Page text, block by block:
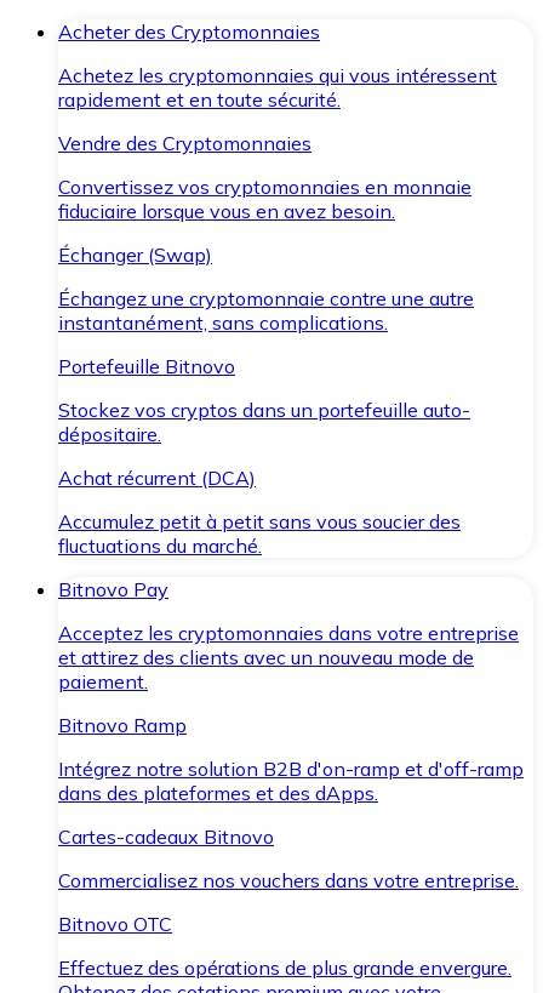
Acheter des Cryptomonnaies
Achetez les cryptomonnaies qui vous intéressent
rapidement et en toute sécurité.
Vendre des Cryptomonnaies
Convertissez vos cryptomonnaies en monnaie
fiduciaire lorsque vous en avez besoin.
Échanger (Swap)
Échangez une cryptomonnaie contre une autre
instantanément, sans complications.
Portefeuille Bitnovo
Stockez vos cryptos dans un portefeuille auto-
dépositaire.
Achat récurrent (DCA)
Accumulez petit à petit sans vous soucier des
fluctuations du marché.
Bitnovo Pay
Acceptez les cryptomonnaies dans votre entreprise
et attirez des clients avec un nouveau mode de
paiement.
Bitnovo Ramp
Intégrez notre solution B2B d'on-ramp et d'off-ramp
dans des plateformes et des dApps.
Cartes-cadeaux Bitnovo
Commercialisez nos vouchers dans votre entreprise.
Bitnovo OTC
Effectuez des opérations de plus grande envergure.